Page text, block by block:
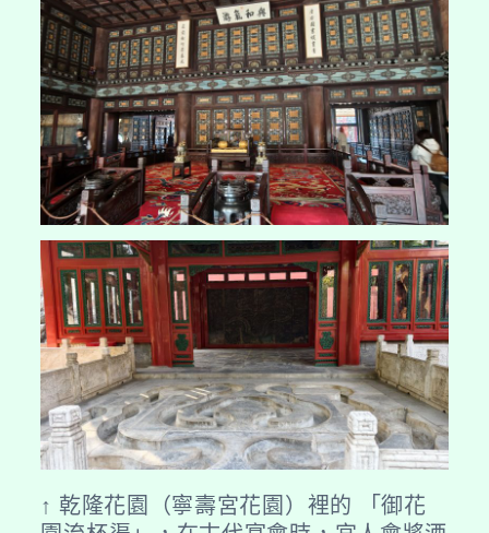
↑ 乾隆花園（寧壽宮花園）裡的 「御花